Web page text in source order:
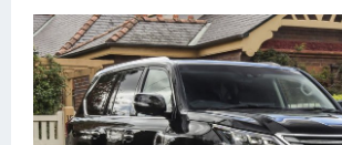
УАЗ
Кадиллак
Автокемпер